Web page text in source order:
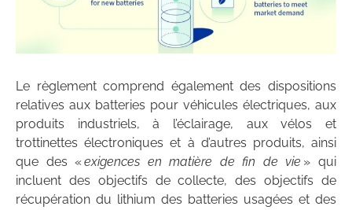
Le règlement comprend également des dispositions
relatives aux batteries pour véhicules électriques, aux
produits industriels, à l’éclairage, aux vélos et
trottinettes électroniques et à d’autres produits, ainsi
que des «exigences en matière de fin de vie » qui
incluent des objectifs de collecte, des objectifs de
récupération du lithium des batteries usagées et des